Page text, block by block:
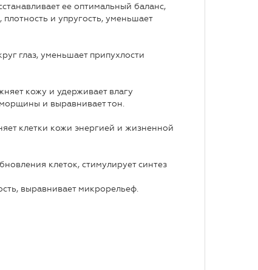
ее оптимальный баланс,
и упругость, уменьшает
глаз, уменьшает припухлости
кожу и удерживает влагу
и выравнивает тон.
клетки кожи энергией и жизненной
клеток, стимулирует синтез
выравнивает микрорельеф.